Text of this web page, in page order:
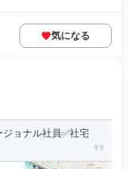
気になる
ョナル社員✅社宅